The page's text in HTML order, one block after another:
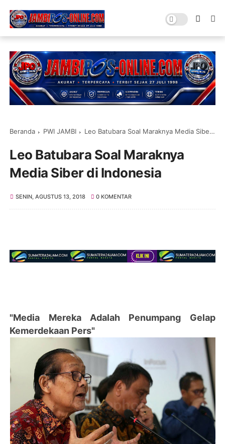
Beranda PWI JAMBI Leo Batubara Soal Maraknya Media Siber di Indonesia
Leo Batubara Soal Maraknya
Media Siber di Indonesia
SENIN, AGUSTUS 13, 2018 0 KOMENTAR
"Media Mereka Adalah Penumpang Gelap
Kemerdekaan Pers"